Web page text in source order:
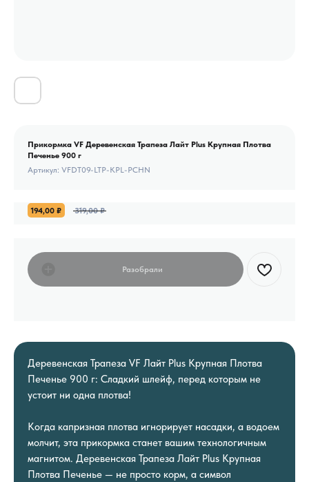
Прикормка VF Деревенская Трапеза Лайт Plus Крупная Плотва
Печенье 900 г
Артикул: VFDT09-LTP-KPL-PCHN
194,00 ₽ 319,00 ₽
Деревенская Трапеза VF Лайт Plus Крупная Плотва
Печенье 900 г: Сладкий шлейф, перед которым не
устоит ни одна плотва!
Когда капризная плотва игнорирует насадки, а водоем
молчит, эта прикормка станет вашим технологичным
магнитом. Деревенская Трапеза Лайт Plus Крупная
Плотва Печенье — не просто корм, а символ